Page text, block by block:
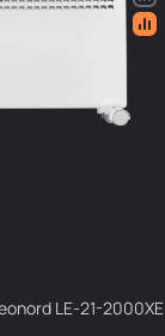
электрический Leonord LE-21-2000XE